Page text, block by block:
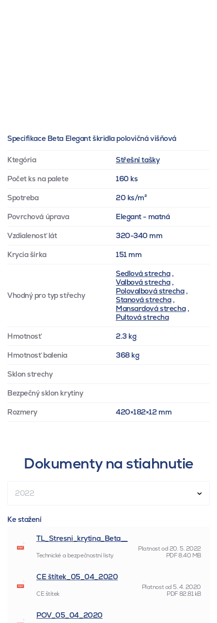
Specifikace Beta Elegant škridla polovičná višňová
Ktegória Střešní tašky
Počet ks na palete 160 ks
Spotreba 20 ks/m²
Povrchová úprava Elegant - matná
Vzdialenosť lát 320-340 mm
Krycia šírka 151 mm
Vhodný pro typ střechy
Sedlová strecha,
Valbová strecha,
Polovalbová strecha,
Stanová strecha,
Mansardová strecha,
Pultová strecha
Hmotnosť 2.3 kg
Hmotnosť balenia 368 kg
Sklon strechy
Bezpečný sklon krytiny
Rozmery 420×182×12 mm
Dokumenty na stiahnutie
2022
Ke stažení
TL_Stresni_krytina_Beta__
Platnost od20. 5. 2022
Technické a bezpečnostní listy
PDF8.40 MB
CE štítek_05_04_2020
Platnost od 5. 4. 2020
CE štítek
PDF82.81 kB
POV_05_04_2020